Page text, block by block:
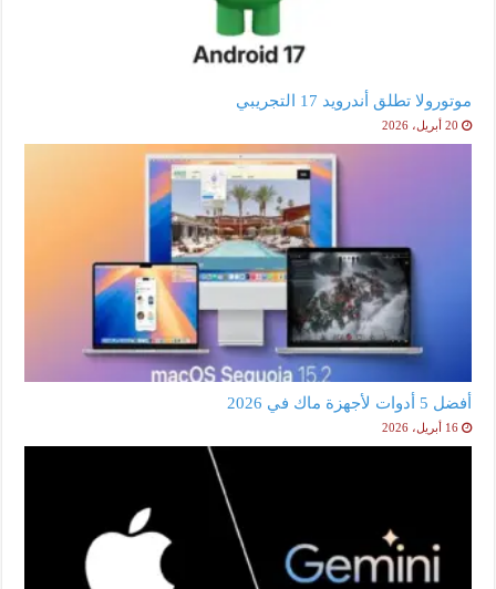
موتورولا تطلق أندرويد 17 التجريبي
20 أبريل، 2026
أفضل 5 أدوات لأجهزة ماك في 2026
16 أبريل، 2026